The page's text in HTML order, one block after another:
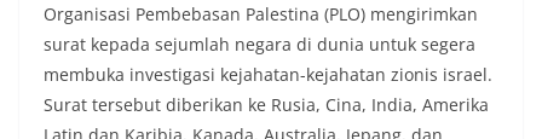
Organisasi Pembebasan Palestina (PLO) mengirimkan
surat kepada sejumlah negara di dunia untuk segera
membuka investigasi kejahatan-kejahatan zionis israel.
Surat tersebut diberikan ke Rusia, Cina, India, Amerika